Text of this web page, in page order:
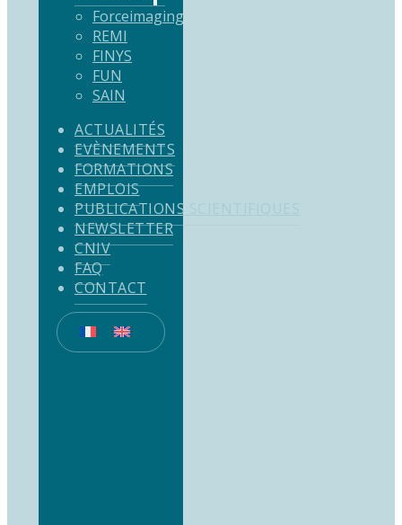
Forceimaging
REMI
FINYS
FUN
SAIN
ACTUALITÉS
EVÈNEMENTS
FORMATIONS
EMPLOIS
PUBLICATIONS SCIENTIFIQUES
NEWSLETTER
CNIV
FAQ
CONTACT